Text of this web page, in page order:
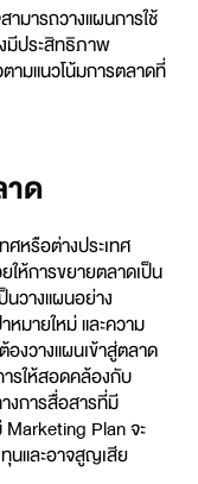
มารถวางแผนการใช้
มีประสิทธิภาพ
ามแนวโน้มการตลาดที่
ด
ศหรือต่างประเทศ
ห้การขยายตลาดเป็น
นวางแผนอย่าง
หมายใหม่ และความ
งวางแผนเข้าสู่ตลาด
ารให้สอดคล้องกับ
งการสื่อสารที่มี
Plan จะ
นและอาจสูญเสีย